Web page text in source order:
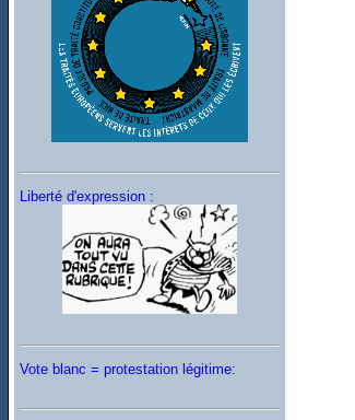
Liberté d'expression :
Vote blanc = protestation légitime: